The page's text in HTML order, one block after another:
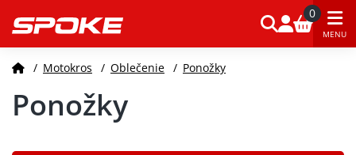
0
MENU
/ Motokros / Oblečenie / Ponožky
Ponožky